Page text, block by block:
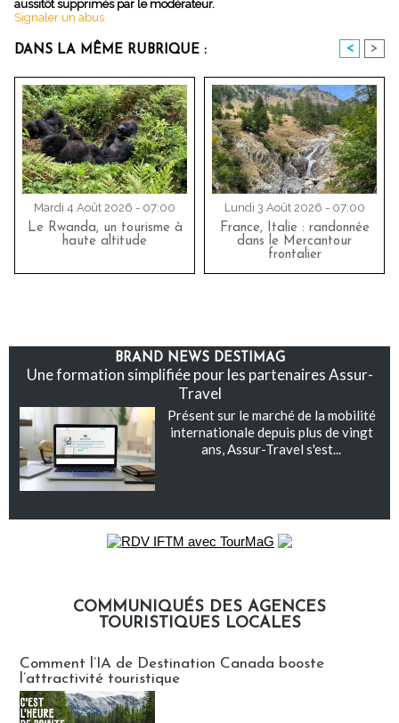
aussitôt supprimés par le modérateur.
Signaler un abus
DANS LA MÊME RUBRIQUE : < >
Mardi 4 Août 2026 - 07:00
Le Rwanda, un tourisme à
haute altitude
Lundi 3 Août 2026 - 07:00
France, Italie : randonnée
dans le Mercantour
frontalier
BRAND NEWS DESTIMAG
Une formation simplifiée pour les partenaires Assur-
Travel
Présent sur le marché de la mobilité
internationale depuis plus de vingt
ans, Assur-Travel s'est...
COMMUNIQUÉS DES AGENCES
TOURISTIQUES LOCALES
Comment l’IA de Destination Canada booste
l’attractivité touristique